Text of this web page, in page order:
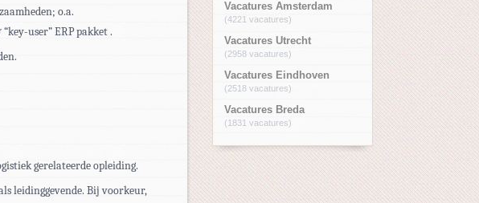
o.a.
user” ERP pakket .
gerelateerde opleiding.
leidinggevende. Bij voorkeur,
Vacatures Amsterdam
(4221 vacatures)
Vacatures Utrecht
(2958 vacatures)
Vacatures Eindhoven
(2518 vacatures)
Vacatures Breda
(1831 vacatures)